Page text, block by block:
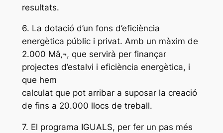
resultats.
6. La dotació d’un fons d’eficiència
energètica públic i privat. Amb un màxim de
2.000 Mâ‚¬, que servirà per finançar
projectes d’estalvi i eficiència energètica, i
que hem
calculat que pot arribar a suposar la creació
de fins a 20.000 llocs de treball.
7. El programa IGUALS, per fer un pas més